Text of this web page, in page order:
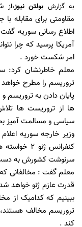
به گزارش بولتن نیوز،از
مقاومتی برای مقابله
آمریکا پرسید که چرا
امر شکست خورد .
تروریسم را مطرح
پایان دادن به تروریسم
ها از تروریست ها
سیاسی و مسالمت آمیز
وزیر خارجه سوریه
کنفرانس
سرنوشت کشورش به
معلم گفت : مخالفانی
قدرت عازم ژنو خواهد
ببینیم که کدامیک از
تروریسم مخالف
کند .